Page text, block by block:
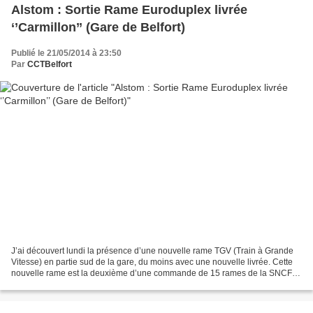
Alstom : Sortie Rame Euroduplex livrée
‘’Carmillon’’ (Gare de Belfort)
Publié le 21/05/2014 à 23:50
Par CCTBelfort
J’ai découvert lundi la présence d’une nouvelle rame TGV (Train à Grande
Vitesse) en partie sud de la gare, du moins avec une nouvelle livrée. Cette
nouvelle rame est la deuxième d’une commande de 15 rames de la SNCF